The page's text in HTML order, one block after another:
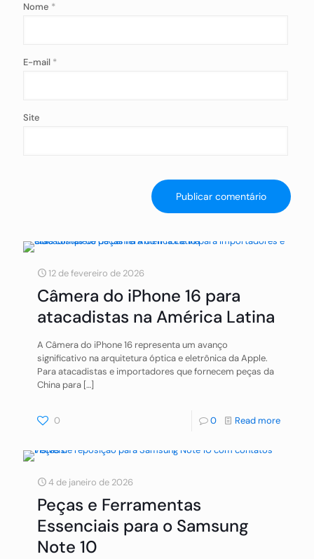
Nome *
E-mail *
Site
12 de fevereiro de 2026
Câmera do iPhone 16 para
atacadistas na América Latina
A Câmera do iPhone 16 representa um avanço
significativo na arquitetura óptica e eletrônica da Apple.
Para atacadistas e importadores que fornecem peças da
China para […]
0 0 Read more
4 de janeiro de 2026
Peças e Ferramentas
Essenciais para o Samsung
Note 10